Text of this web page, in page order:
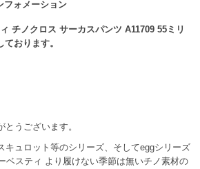
ォメーション
チノクロス サーカスパンツ A11709 55ミリ
おります。
うございます。
キュロット等のシリーズ、そしてeggシリーズ
ベスティ より履けない季節は無いチノ素材の